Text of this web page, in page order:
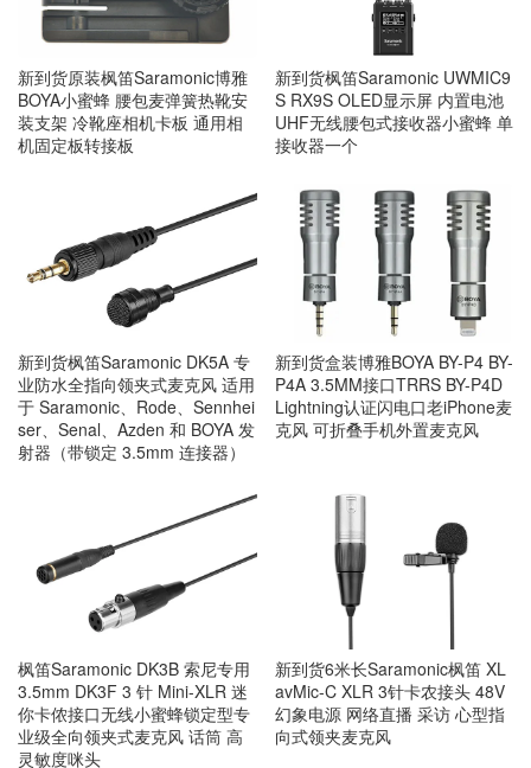
新到货原装枫笛Saramonic博雅
BOYA小蜜蜂 腰包麦弹簧热靴安
装支架 冷靴座相机卡板 通用相
机固定板转接板
新到货枫笛Saramonic UWMIC9
S RX9S OLED显示屏 内置电池
UHF无线腰包式接收器小蜜蜂 单
接收器一个
新到货枫笛Saramonic DK5A 专
业防水全指向领夹式麦克风 适用
于 Saramonic、Rode、Sennhei
ser、Senal、Azden 和 BOYA 发
射器（带锁定 3.5mm 连接器）
新到货盒装博雅BOYA BY-P4 BY-
P4A 3.5MM接口TRRS BY-P4D
Lightning认证闪电口老iPhone麦
克风 可折叠手机外置麦克风
枫笛Saramonic DK3B 索尼专用
3.5mm DK3F 3 针 Mini-XLR 迷
你卡侬接口无线小蜜蜂锁定型专
业级全向领夹式麦克风 话筒 高
灵敏度咪头
新到货6米长Saramonic枫笛 XL
avMic-C XLR 3针卡农接头 48V
幻象电源 网络直播 采访 心型指
向式领夹麦克风